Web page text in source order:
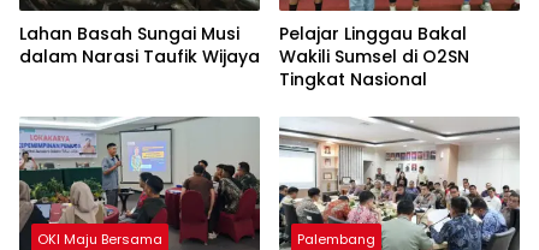
Lahan Basah Sungai Musi
dalam Narasi Taufik Wijaya
Pelajar Linggau Bakal
Wakili Sumsel di O2SN
Tingkat Nasional
OKI Maju Bersama Palembang